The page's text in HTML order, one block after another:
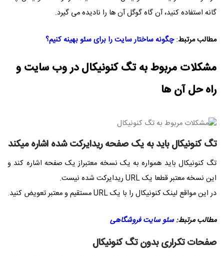
گانه استفاده کنید، آن گاه گوگل آن ها را نادیده می گیرد.
مطالب مرتبط:چگونه ساختار سایت را برای سئو بهینه کنیم؟
مشکلات مربوط به تگ کنونیکال در وب سایت و
راه حل آن ها
تگ کنونیکال باید به یک صفحه ریدایرکت شده اشاره میکند
تگ کنونیکال باید همواره به یک نسخه معتبراز یک صفحه اشاره کند و
این نسخه معتبر قطعا یک URL ریدایرکت شده نیست.
در این مواقع لینک کنونیکال را با یک URL مستقیم و معتبر تعویض کنید
.
مطالب مرتبط: سئو سایت فروشگاهی
صفحات تکراری بدون تگ کنونیکال